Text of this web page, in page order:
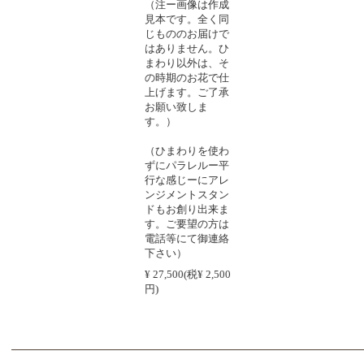
（注ー画像は作成
見本です。全く同
じもののお届けで
はありません。ひ
まわり以外は、そ
の時期のお花で仕
上げます。ご了承
お願い致しま
（ひまわりを使わ
ずにパラレルー平
行な感じーにアレ
ンジメントスタン
ドもお創り出来ま
す。ご要望の方は
電話等にて御連絡
下さい）
¥ 27,500(税¥ 2,500